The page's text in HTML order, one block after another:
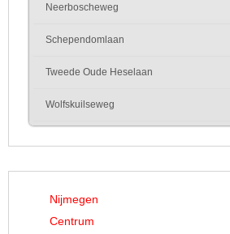
Neerboscheweg
Schependomlaan
Tweede Oude Heselaan
Wolfskuilseweg
Nijmegen
Centrum